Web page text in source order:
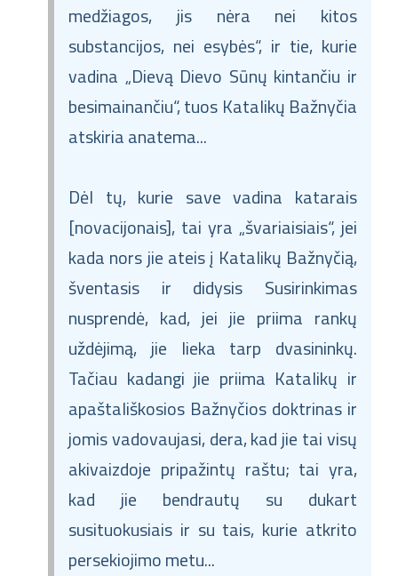
medžiagos, jis nėra nei kitos
substancijos, nei esybės“, ir tie, kurie
vadina „Dievą Dievo Sūnų kintančiu ir
besimainančiu“, tuos Katalikų Bažnyčia
atskiria anatema...
Dėl tų, kurie save vadina katarais
[novacijonais], tai yra „švariaisiais“, jei
kada nors jie ateis į Katalikų Bažnyčią,
šventasis ir didysis Susirinkimas
nusprendė, kad, jei jie priima rankų
uždėjimą, jie lieka tarp dvasininkų.
Tačiau kadangi jie priima Katalikų ir
apaštališkosios Bažnyčios doktrinas ir
jomis vadovaujasi, dera, kad jie tai visų
akivaizdoje pripažintų raštu; tai yra,
kad jie bendrautų su dukart
susituokusiais ir su tais, kurie atkrito
persekiojimo metu...